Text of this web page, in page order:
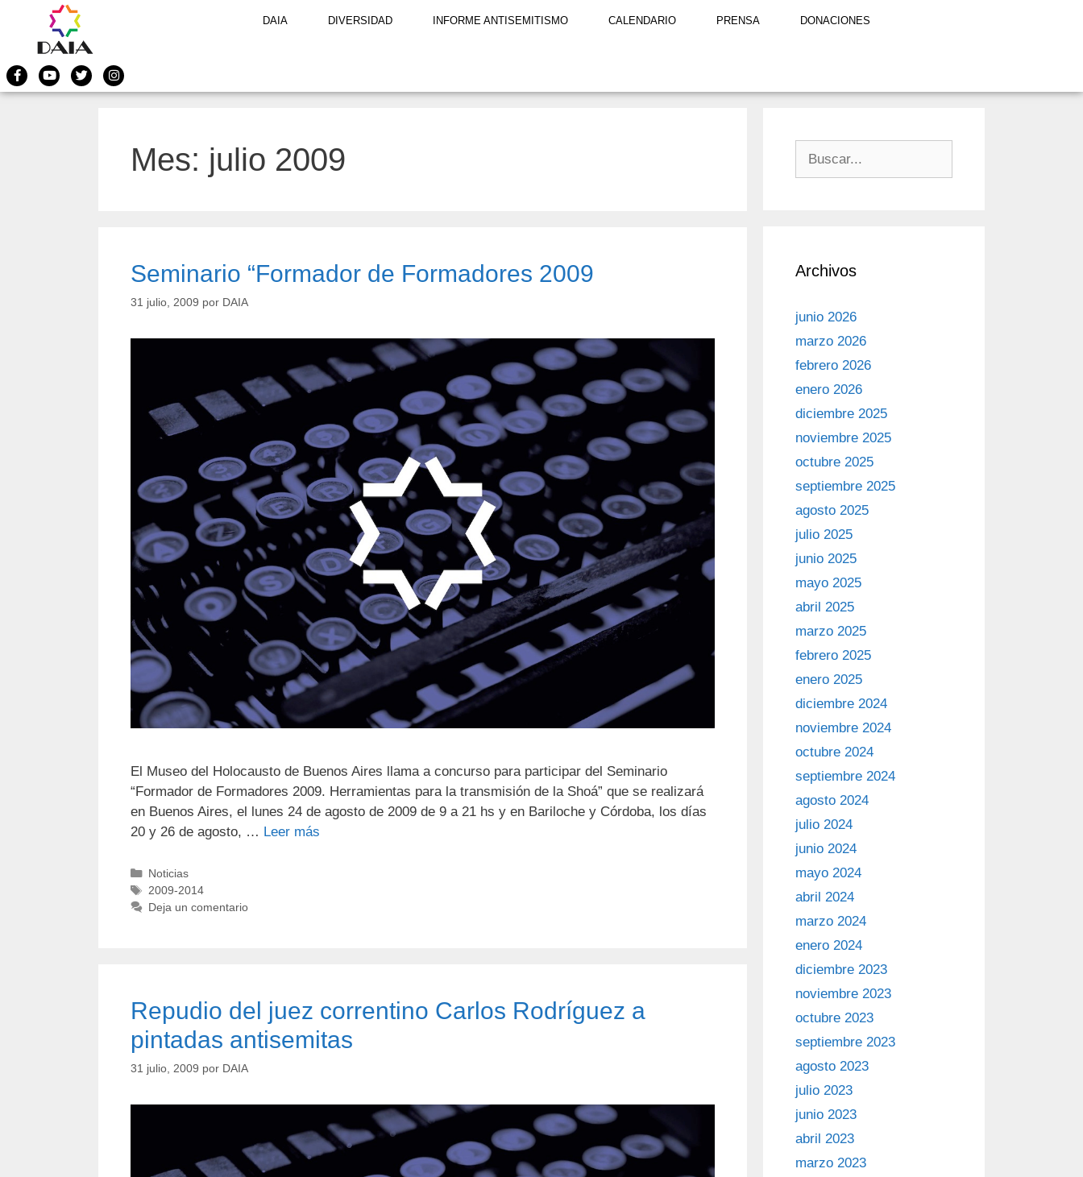
DAIA DIVERSIDAD INFORME ANTISEMITISMO CALENDARIO PRENSA DONACIONES
Mes: julio 2009
Seminario “Formador de Formadores 2009
31 julio, 2009 por DAIA
El Museo del Holocausto de Buenos Aires llama a concurso para participar del Seminario
“Formador de Formadores 2009. Herramientas para la transmisión de la Shoá” que se realizará
en Buenos Aires, el lunes 24 de agosto de 2009 de 9 a 21 hs y en Bariloche y Córdoba, los días
20 y 26 de agosto, … Leer más
Noticias
2009-2014
Deja un comentario
Repudio del juez correntino Carlos Rodríguez a
pintadas antisemitas
31 julio, 2009 por DAIA
Archivos
junio 2026
marzo 2026
febrero 2026
enero 2026
diciembre 2025
noviembre 2025
octubre 2025
septiembre 2025
agosto 2025
julio 2025
junio 2025
mayo 2025
abril 2025
marzo 2025
febrero 2025
enero 2025
diciembre 2024
noviembre 2024
octubre 2024
septiembre 2024
agosto 2024
julio 2024
junio 2024
mayo 2024
abril 2024
marzo 2024
enero 2024
diciembre 2023
noviembre 2023
octubre 2023
septiembre 2023
agosto 2023
julio 2023
junio 2023
abril 2023
marzo 2023